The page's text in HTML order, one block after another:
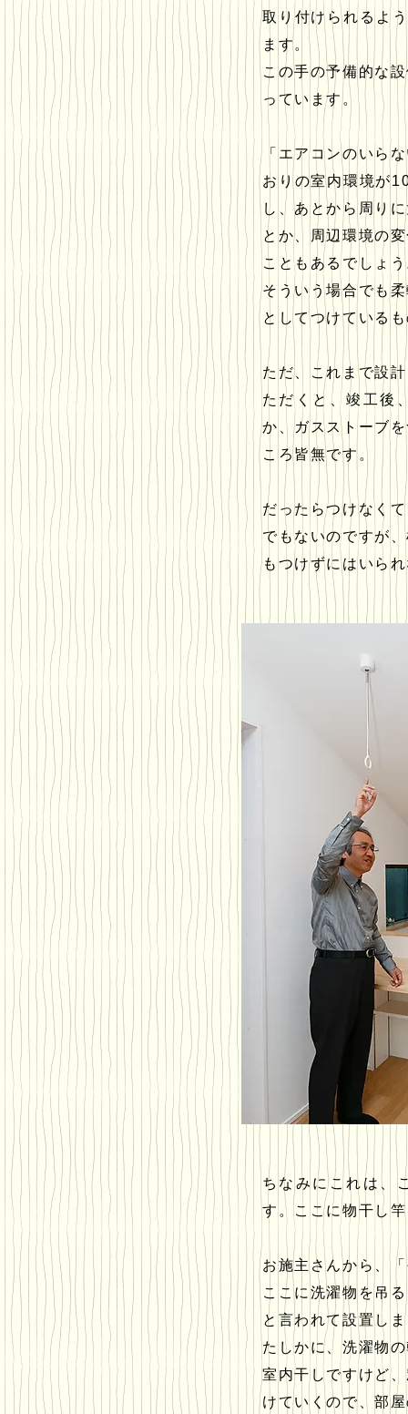
取り付けられるよ
ます。
この手の予備的な
っています。
「エアコンのいら
おりの室内環境が
し、あとから周り
とか、周辺環境の
こともあるでしょ
そういう場合でも
としてつけている
ただ、これまで設
ただくと、竣工後
か、ガスストーブ
ころ皆無です。
だったらつけなく
でもないのですが
もつけずにはいら
ちなみにこれは、
す。ここに物干し
お施主さんから、
ここに洗濯物を吊
と言われて設置し
たしかに、洗濯物
室内干しですけど
けていくので、部